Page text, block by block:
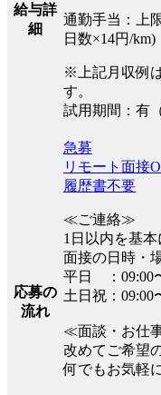
給与詳
細
通勤手当：上
日数×14円/km)
※上記月収例
す。
試用期間：有
応募の
流れ
急募
リモート面接
履歴書不要
≪ご連絡≫
1日以内を基本
面接の日時・
平日 ：09:00
土日祝：09:00
≪面談・お仕
改めてご希望
何でもお気軽